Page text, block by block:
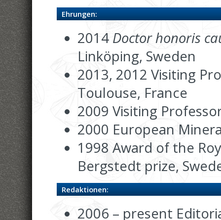
Ehrungen:
2014 Doctor honoris
Linköping, Sweden
2013, 2012 Visiting
Toulouse, France
2009 Visiting
2000 European
1998 Award of the
Bergstedt prize,
Redaktionen:
2006 – present